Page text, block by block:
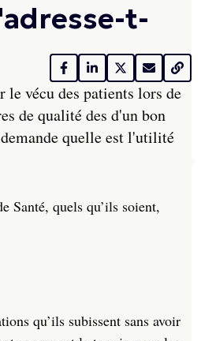
t-
vécu des patients lors de
de qualité des d'un bon
quelle est l'utilité
Santé, quels qu’ils soient,
qu’ils subissent sans avoir